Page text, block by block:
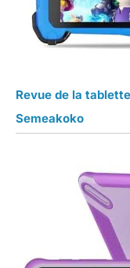
Revue de la
Semeakoko